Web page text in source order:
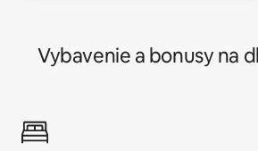
Vybavenie a bonusy na